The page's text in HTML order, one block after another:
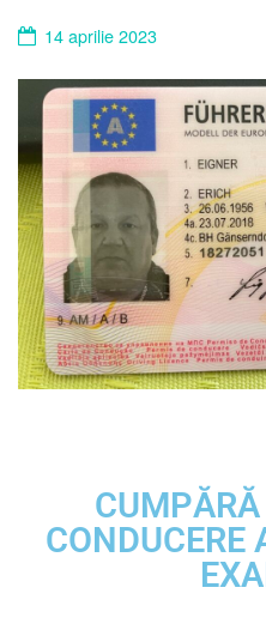
14 aprilie 2023
CONDUCERE